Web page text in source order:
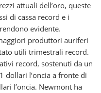
attuali dell’oro, queste
di cassa record e i
evidente.
produttori auriferi
utili trimestrali record.
record, sostenuti da un
dollari l’oncia a fronte di
l’oncia. Newmont ha